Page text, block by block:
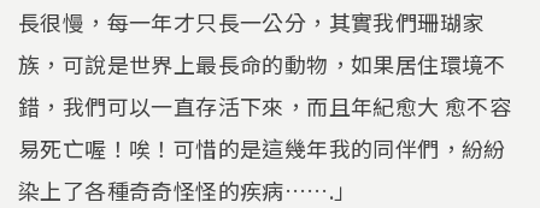
長很慢，每一年才只長一公分，其實我們珊瑚家
族，可說是世界上最長命的動物，如果居住環境不
錯，我們可以一直存活下來，而且年紀愈大 愈不容
易死亡喔！唉！可惜的是這幾年我的同伴們，紛紛
染上了各種奇奇怪怪的疾病…….」